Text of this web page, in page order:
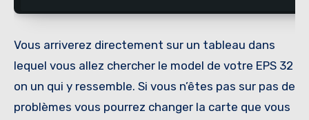
Vous arriverez directement sur un tableau dans
lequel vous allez chercher le model de votre EPS 32
on un qui y ressemble. Si vous n’êtes pas sur pas de
problèmes vous pourrez changer la carte que vous